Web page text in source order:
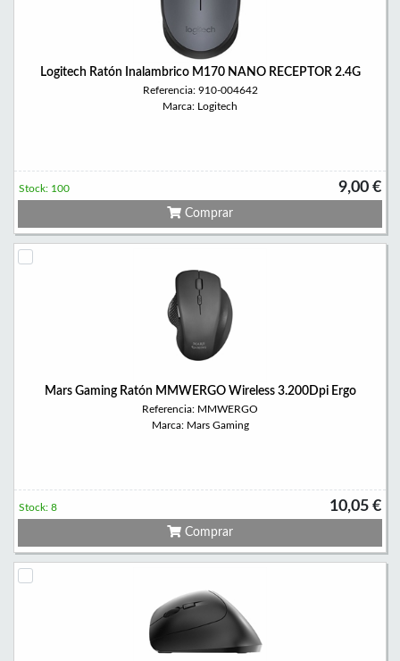
Logitech Ratón Inalambrico M170 NANO RECEPTOR 2.4G
Referencia: 910-004642
Marca: Logitech
9,00 €
Stock: 100
Comprar
Mars Gaming Ratón MMWERGO Wireless 3.200Dpi Ergo
Referencia: MMWERGO
Marca: Mars Gaming
10,05 €
Stock: 8
Comprar